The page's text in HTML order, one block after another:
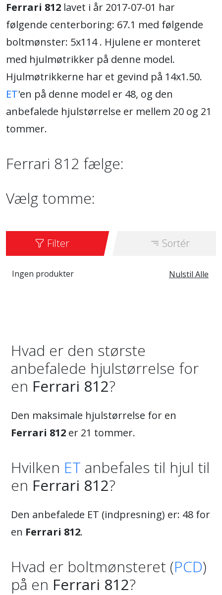
Ferrari 812 lavet i år 2017-07-01 har
følgende centerboring: 67.1 med følgende
boltmønster: 5x114 . Hjulene er monteret
med hjulmøtrikker på denne model.
Hjulmøtrikkerne har et gevind på 14x1.50.
ET'en på denne model er 48, og den
anbefalede hjulstørrelse er mellem 20 og 21
tommer.
Ferrari 812 fælge:
Vælg tomme:
Filter Sortér
Nulstil Alle
Ingen produkter
Hvad er den største
anbefalede hjulstørrelse for
en Ferrari 812?
Den maksimale hjulstørrelse for en
Ferrari 812 er 21 tommer.
Hvilken ET anbefales til hjul til
en Ferrari 812?
Den anbefalede ET (indpresning) er: 48 for
en Ferrari 812.
Hvad er boltmønsteret (PCD)
på en Ferrari 812?